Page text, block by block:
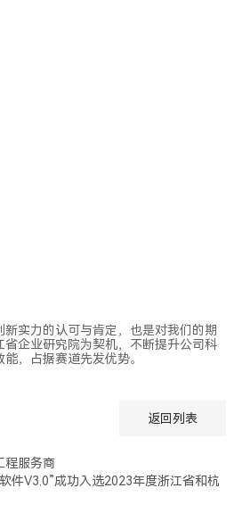
实力的认可与肯定，也是对我们的期
企业研究院为契机，不断提升公司科
，占据赛道先发优势。
返回列表
程服务商
件V3.0”成功入选2023年度浙江省和杭